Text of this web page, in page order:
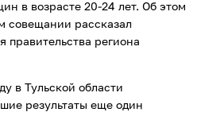
в возрасте 20-24 лет. Об этом
совещании рассказал
правительства региона
в Тульской области
результаты еще один